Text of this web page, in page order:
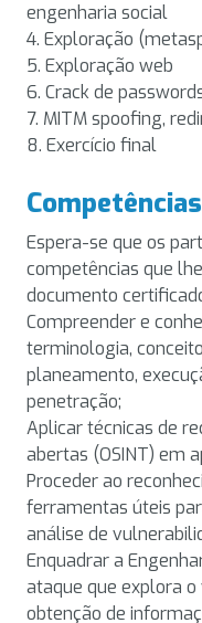
engenharia social
4. Exploração
5. Exploração web
6. Crack de
7. MITM spoofing,
8. Exercício final
Competências
Espera-se que os
competências que
documento
Compreender e
terminologia,
planeamento,
penetração;
Aplicar técnicas de
abertas (OSINT) em
Proceder ao
ferramentas úteis
análise de
Enquadrar a
ataque que explora
obtenção de